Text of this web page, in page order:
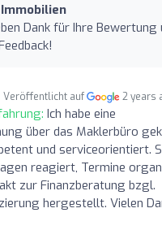
Dank für Ihre Bewertung
Veröffentlicht auf 2 years
Ich habe eine
über das Maklerbüro
und serviceorientiert.
reagiert, Termine
zur Finanzberatung bzgl.
hergestellt. Vielen